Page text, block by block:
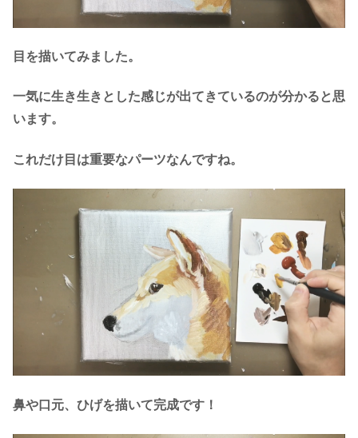
目を描いてみました。
一気に生き生きとした感じが出てきているのが分かると思
います。
これだけ目は重要なパーツなんですね。
鼻や口元、ひげを描いて完成です！